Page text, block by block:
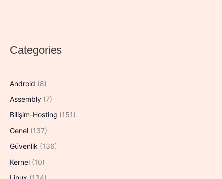
CO)
Categories
Android (8)
Assembly (7)
Bilişim-Hosting (151)
Genel (137)
Güvenlik (136)
Kernel (10)